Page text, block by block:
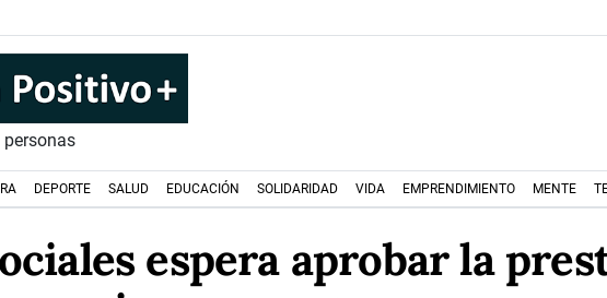
DEPORTE SALUD EDUCACIÓN SOLIDARIDAD VIDA EMPRENDIMIENTO MENTE
espera aprobar la